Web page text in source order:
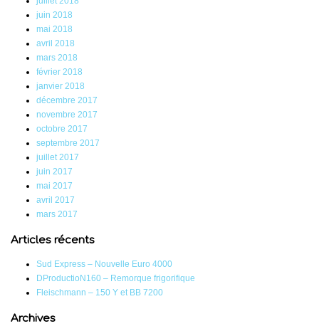
juin 2018
mai 2018
avril 2018
mars 2018
février 2018
janvier 2018
décembre 2017
novembre 2017
octobre 2017
septembre 2017
juillet 2017
juin 2017
mai 2017
avril 2017
mars 2017
Articles récents
Sud Express – Nouvelle Euro 4000
DProductioN160 – Remorque frigorifique
Fleischmann – 150 Y et BB 7200
Archives